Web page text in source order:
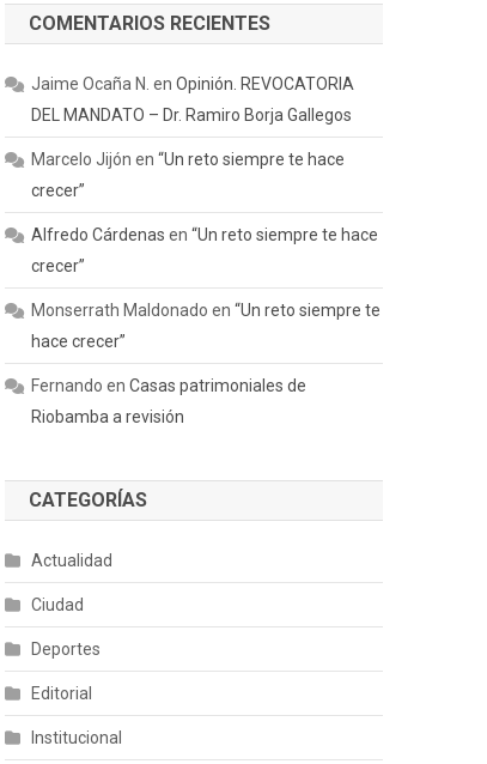
COMENTARIOS RECIENTES
Jaime Ocaña N. enOpinión. REVOCATORIA
DEL MANDATO – Dr. Ramiro Borja Gallegos
Marcelo Jijón en“Un reto siempre te hace
crecer”
Alfredo Cárdenas en“Un reto siempre te hace
crecer”
Monserrath Maldonado en“Un reto siempre te
hace crecer”
Fernando enCasas patrimoniales de
Riobamba a revisión
CATEGORÍAS
Actualidad
Ciudad
Deportes
Editorial
Institucional